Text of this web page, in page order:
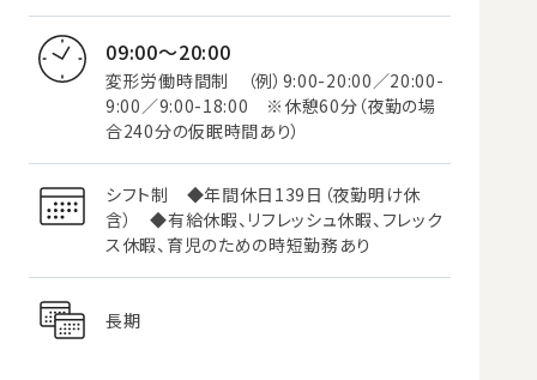
09:00～20:00
変形労働時間制 （例）9:00-20:00／20:00-
9:00／9:00-18:00 ※休憩60分（夜勤の場
合240分の仮眠時間あり）
シフト制 ◆年間休日139日（夜勤明け休
含） ◆有給休暇、リフレッシュ休暇、フレック
ス休暇、育児のための時短勤務あり
長期